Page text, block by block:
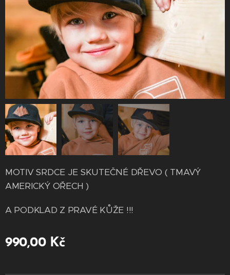
MOTIV SRDCE JE SKUTEČNÉ DŘEVO ( TMAVÝ
AMERICKÝ OŘECH )
A PODKLAD Z PRAVÉ KŮŽE !!!
990,00Kč